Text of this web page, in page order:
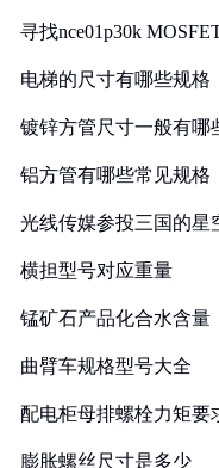
寻找nce01p30k
电梯的尺寸有哪些规格
镀锌方管尺寸一般有哪
铝方管有哪些常见规格
光线传媒参投三国的星
横担型号对应重量
锰矿石产品化合水含量
曲臂车规格型号大全
配电柜母排螺栓力矩要
膨胀螺丝尺寸是多少